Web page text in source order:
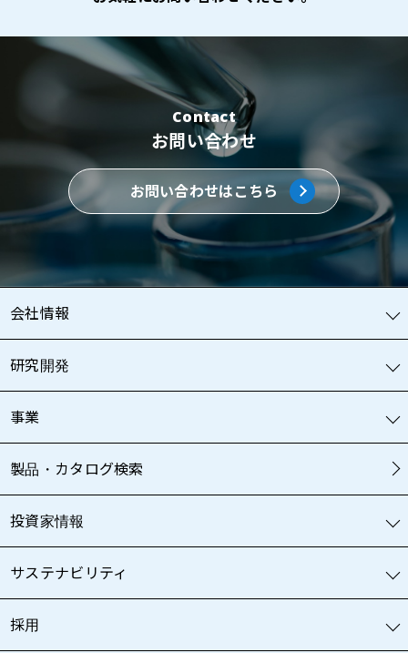
Contact
お問い合わせ
お問い合わせはこちら
会社情報
研究開発
事業
製品・カタログ検索
投資家情報
サステナビリティ
採用